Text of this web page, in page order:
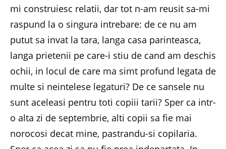
mi construiesc relatii, dar tot n-am reusit sa-mi
raspund la o singura intrebare: de ce nu am
putut sa invat la tara, langa casa parinteasca,
langa prietenii pe care-i stiu de cand am deschis
ochii, in locul de care ma simt profund legata de
multe si neintelese legaturi? De ce sansele nu
sunt aceleasi pentru toti copiii tarii? Sper ca intr-
o alta zi de septembrie, alti copii sa fie mai
norocosi decat mine, pastrandu-si copilaria.